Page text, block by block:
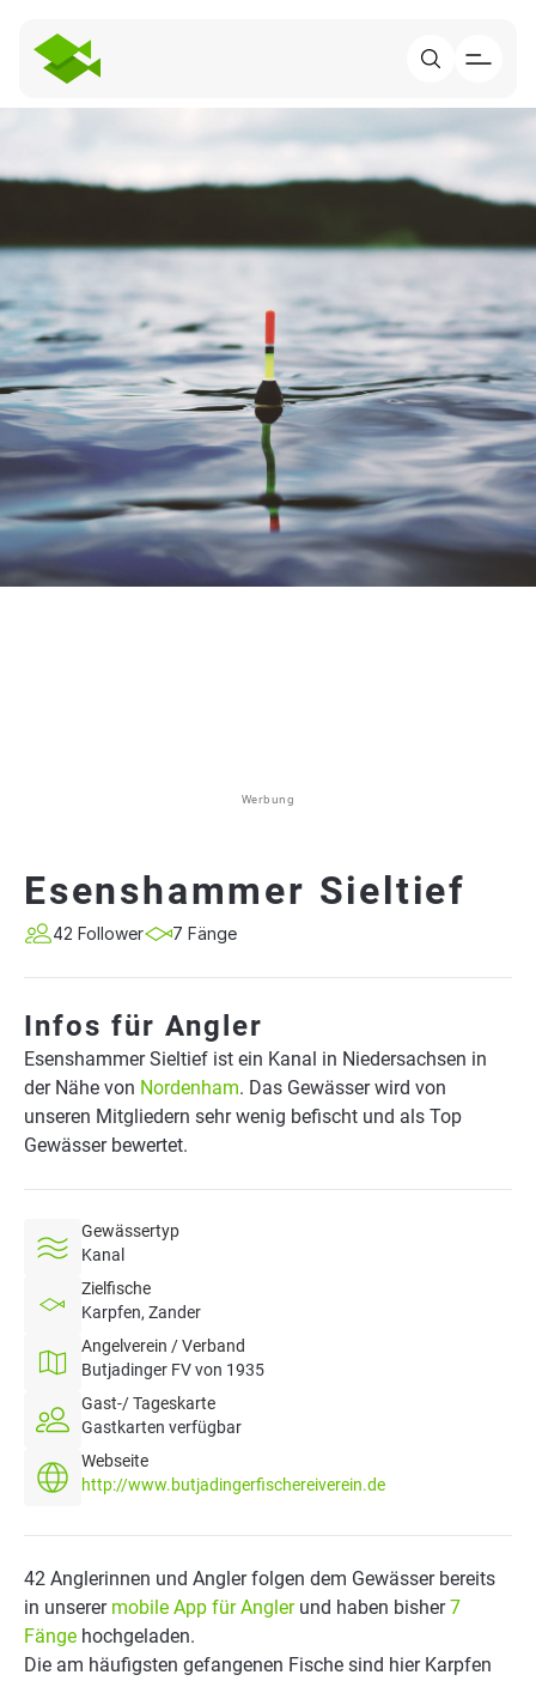
Werbung
Esenshammer Sieltief
42 Follower 7 Fänge
Infos für Angler
Esenshammer Sieltief ist ein Kanal in Niedersachsen in
der Nähe von Nordenham. Das Gewässer wird von
unseren Mitgliedern sehr wenig befischt und als Top
Gewässer bewertet.
Gewässertyp
Kanal
Zielfische
Karpfen, Zander
Angelverein / Verband
Butjadinger FV von 1935
Gast-/ Tageskarte
Gastkarten verfügbar
Webseite
http://www.butjadingerfischereiverein.de
42 Anglerinnen und Angler folgen dem Gewässer bereits
in unserer mobile App für Anglerund haben bisher7
Fänge hochgeladen.
Die am häufigsten gefangenen Fische sind hier Karpfen